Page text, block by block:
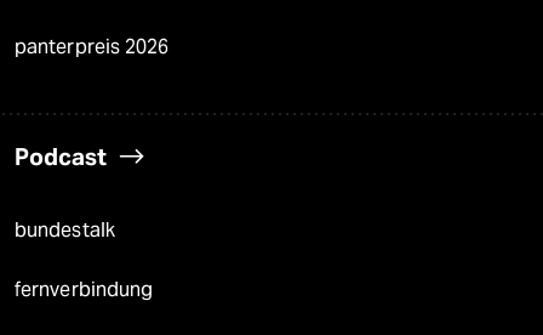
panterpreis 2026
Podcast
bundestalk
fernverbindung